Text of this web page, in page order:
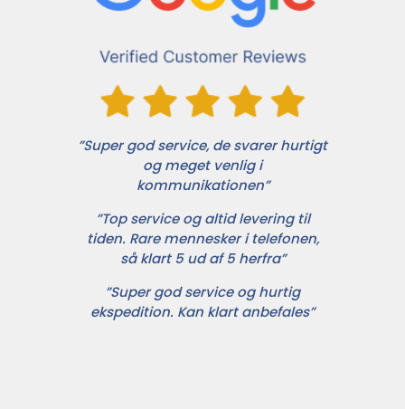
”Super god service, de svarer hurtigt
og meget venlig i
kommunikationen”
”Top service og altid levering til
tiden. Rare mennesker i telefonen,
så klart 5 ud af 5 herfra”
”Super god service og hurtig
ekspedition. Kan klart anbefales”